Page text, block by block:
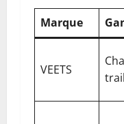
Marque
VEETS
trail